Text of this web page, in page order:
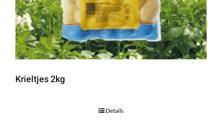
Krieltjes 2kg
Details